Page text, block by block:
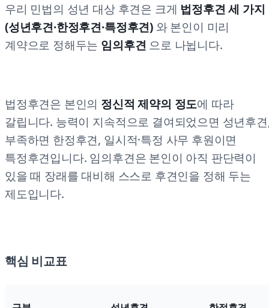
우리 민법의 성년 대상 후견은 크게 법정후견 세 가지
(성년후견·한정후견·특정후견)와 본인이 미리
계약으로 정해두는 임의후견 으로 나뉩니다.
법정후견은 본인의 정신적 제약의 정도에 따라
갈립니다. 능력이 지속적으로 결여되었으면 성년후
부족하면 한정후견, 일시적·특정 사무 후원이면
특정후견입니다. 임의후견은 본인이 아직 판단력이
있을 때 장래를 대비해 스스로 후견인을 정해 두는
제도입니다.
핵심 비교표